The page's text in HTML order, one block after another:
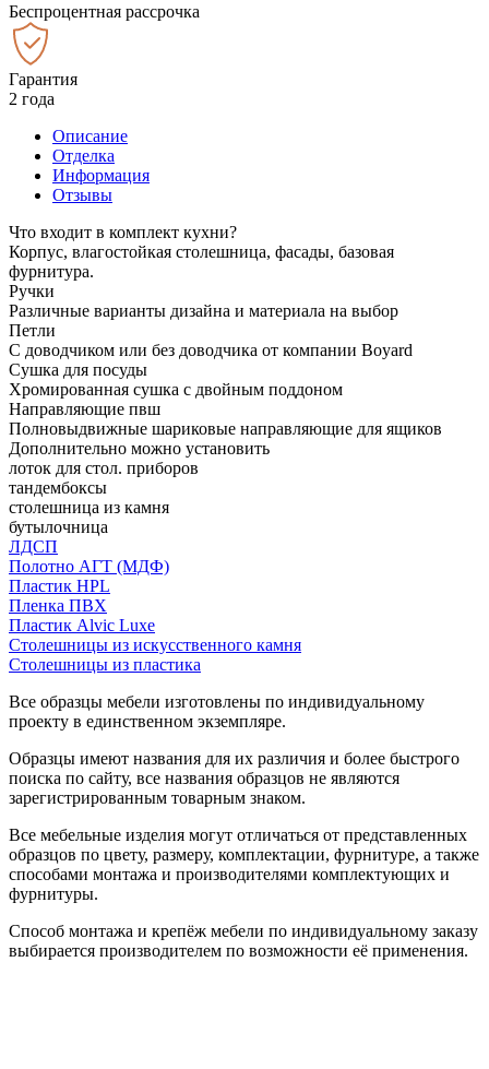
Беспроцентная рассрочка
Гарантия
2 года
Описание
Отделка
Информация
Отзывы
Что входит в комплект кухни?
Корпус, влагостойкая столешница, фасады, базовая
фурнитура.
Ручки
Различные варианты дизайна и материала на выбор
Петли
С доводчиком или без доводчика от компании Boyard
Сушка для посуды
Хромированная сушка с двойным поддоном
Направляющие пвш
Полновыдвижные шариковые направляющие для ящиков
Дополнительно можно установить
лоток для стол. приборов
тандембоксы
столешница из камня
бутылочница
ЛДСП
Полотно АГТ (МДФ)
Пластик HPL
Пленка ПВХ
Пластик Alvic Luxe
Столешницы из искусственного камня
Столешницы из пластика
Все образцы мебели изготовлены по индивидуальному
проекту в единственном экземпляре.
Образцы имеют названия для их различия и более быстрого
поиска по сайту, все названия образцов не являются
зарегистрированным товарным знаком.
Все мебельные изделия могут отличаться от представленных
образцов по цвету, размеру, комплектации, фурнитуре, а также
способами монтажа и производителями комплектующих и
фурнитуры.
Способ монтажа и крепёж мебели по индивидуальному заказу
выбирается производителем по возможности её применения.